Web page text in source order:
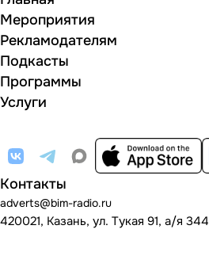
Мероприятия
Рекламодателям
Подкасты
Программы
Услуги
Контакты
adverts@bim-radio.ru
420021, Казань, ул. Тукая 91, а/я 344